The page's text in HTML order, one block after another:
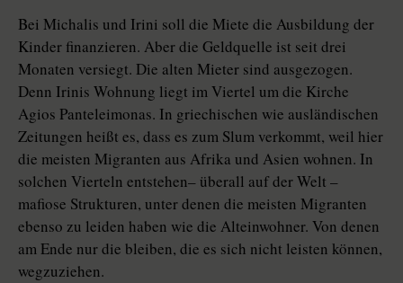
Bei Michalis und Irini soll die Miete die Ausbildung der
Kinder finanzieren. Aber die Geldquelle ist seit drei
Monaten versiegt. Die alten Mieter sind ausgezogen.
Denn Irinis Wohnung liegt im Viertel um die Kirche
Agios Panteleimonas. In griechischen wie ausländischen
Zeitungen heißt es, dass es zum Slum verkommt, weil hier
die meisten Migranten aus Afrika und Asien wohnen. In
solchen Vierteln entstehen– überall auf der Welt –
mafiose Strukturen, unter denen die meisten Migranten
ebenso zu leiden haben wie die Alteinwohner. Von denen
am Ende nur die bleiben, die es sich nicht leisten können,
wegzuziehen.